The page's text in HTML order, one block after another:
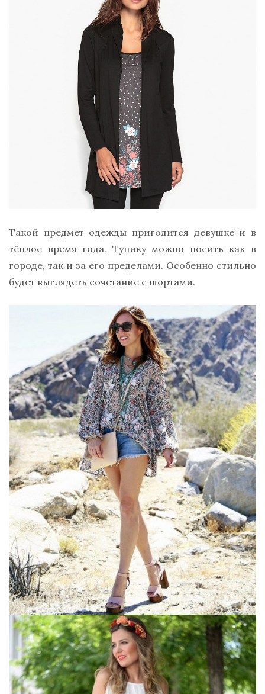
Такой предмет одежды пригодится девушке и в
тёплое время года. Тунику можно носить как в
городе, так и за его пределами. Особенно стильно
будет выглядеть сочетание с шортами.